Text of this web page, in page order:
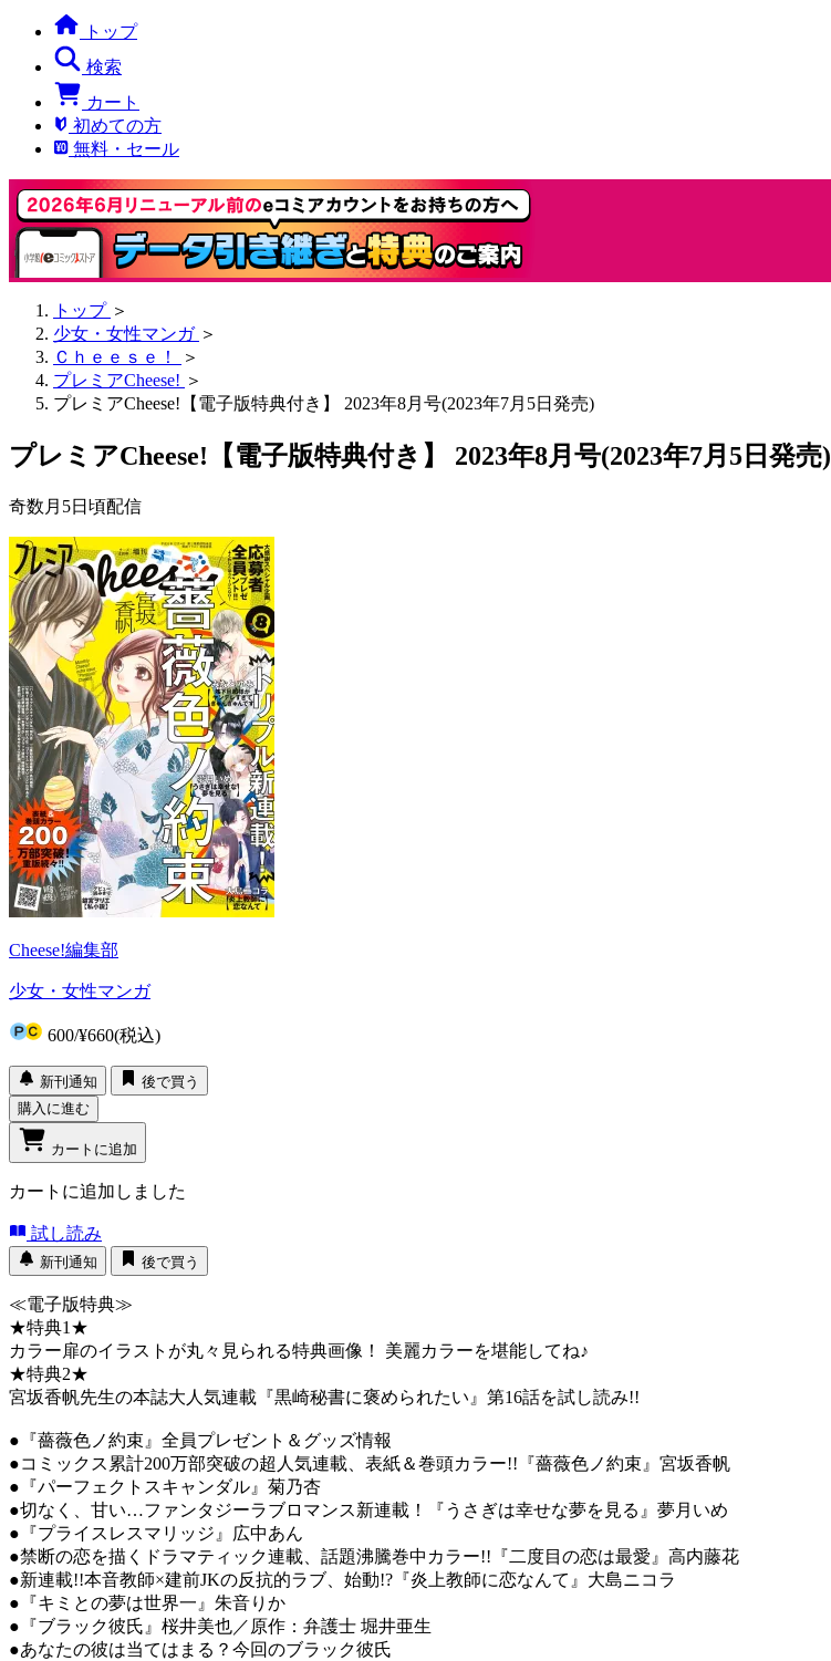
トップ
検索
カート
初めての方
無料・セール
トップ ＞
少女・女性マンガ ＞
Ｃｈｅｅｓｅ！
＞
プレミアCheese! ＞
プレミアCheese!【電子版特典付き】 2023年8月号(2023年7月5日発売)
プレミアCheese!【電子版特典付き】 2023年8月号(2023年7月5日発売)
奇数月5日頃配信
Cheese!編集部
少女・女性マンガ
600/¥660(税込)
新刊通知
後で買う
購入に進む
カートに追加
カートに追加しました
試し読み
新刊通知 後で買う
≪電子版特典≫
★特典1★
カラー扉のイラストが丸々見られる特典画像！ 美麗カラーを堪能してね♪
★特典2★
宮坂香帆先生の本誌大人気連載『黒崎秘書に褒められたい』第16話を試し読み!!
●『薔薇色ノ約束』全員プレゼント＆グッズ情報
●コミックス累計200万部突破の超人気連載、表紙＆巻頭カラー!!『薔薇色ノ約束』宮坂香帆
●『パーフェクトスキャンダル』菊乃杏
●切なく、甘い…ファンタジーラブロマンス新連載！『うさぎは幸せな夢を見る』夢月いめ
●『プライスレスマリッジ』広中あん
●禁断の恋を描くドラマティック連載、話題沸騰巻中カラー!!『二度目の恋は最愛』高内藤花
●新連載!!本音教師×建前JKの反抗的ラブ、始動!?『炎上教師に恋なんて』大島ニコラ
●『キミとの夢は世界一』朱音りか
●『ブラック彼氏』桜井美也／原作：弁護士 堀井亜生
●あなたの彼は当てはまる？今回のブラック彼氏